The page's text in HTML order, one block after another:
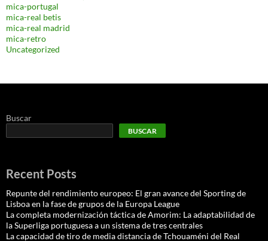
mica-portugal
mica-real betis
mica-real madrid
mica-retro
Uncategorized
Buscar
BUSCAR
Recent Posts
Repunte del rendimiento europeo: El gran avance del Sporting de
Lisboa en la fase de grupos de la Europa League
La completa modernización táctica de Amorim: La adaptabilidad de
la Superliga portuguesa a un sistema de tres centrales
La capacidad de tiro de media distancia de Tchouaméni del Real